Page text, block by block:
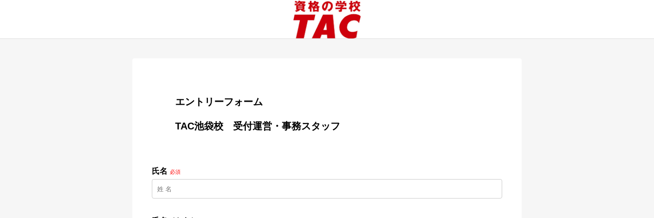
        エントリーフォーム
氏名 必須